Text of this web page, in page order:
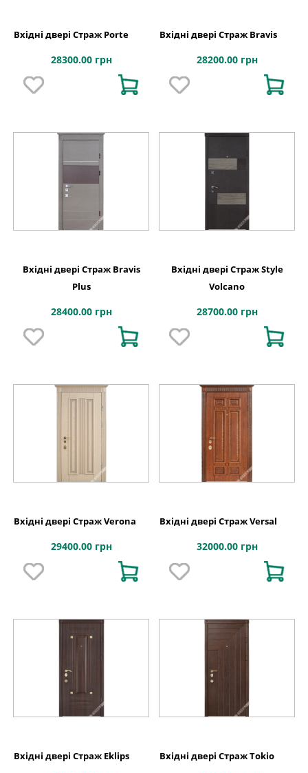
Вхідні двері Страж Porte
28300.00 грн
Вхідні двері Страж Bravis
28200.00 грн
Вхідні двері Страж Bravis
Plus
28400.00 грн
Вхідні двері Страж Style
Volcano
28700.00 грн
Вхідні двері Страж Verona
29400.00 грн
Вхідні двері Страж Versal
32000.00 грн
Вхідні двері Страж Eklips Вхідні двері Страж Tokio